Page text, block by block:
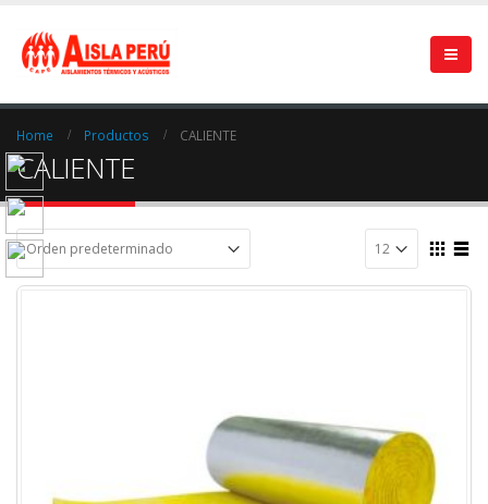
Home Productos CALIENTE
CALIENTE